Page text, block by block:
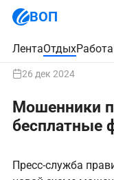
ВОП
ЛентаОтдыхРабота
26 дек 2024
Мошенники
бесплатные
Пресс-служба